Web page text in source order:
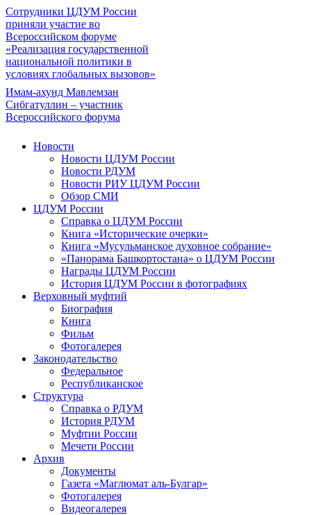
Сотрудники ЦДУМ России
приняли участие во
Всероссийском форуме
«Реализация государственной
национальной политики в
условиях глобальных вызовов»
Имам-ахунд Мавлемзан
Сибгатуллин – участник
Всероссийского форума
Новости
Новости ЦДУМ России
Новости РДУМ
Новости РИУ ЦДУМ России
Обзор СМИ
ЦДУМ России
Справка о ЦДУМ России
Книга «Исторические очерки»
Книга «Мусульманское духовное собрание»
«Панорама Башкортостана» о ЦДУМ России
Награды ЦДУМ России
История ЦДУМ России в фотографиях
Верховный муфтий
Биография
Книга
Фильм
Фотогалерея
Законодательство
Федеральное
Республиканское
Структура
Справка о РДУМ
История РДУМ
Муфтии России
Мечети России
Архив
Документы
Газета «Маглюмат аль-Булгар»
Фотогалерея
Видеогалерея